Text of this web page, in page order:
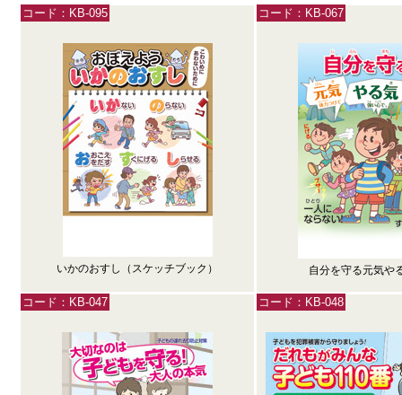
コード：KB-095
いかのおすし（スケッチブック）
コード：KB-067
自分を守る元気や
コード：KB-047 コード：KB-048